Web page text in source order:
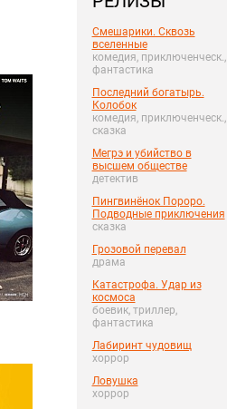
Смешарики. Сквозь
вселенные
комедия, приключенческ.,
фантастика
Последний богатырь.
Колобок
комедия, приключенческ.,
сказка
Мегрэ и убийство в
высшем обществе
детектив
Пингвинёнок Пороро.
Подводные приключения
сказка
Грозовой перевал
драма
Катастрофа. Удар из
космоса
боевик, триллер,
фантастика
Лабиринт чудовищ
хоррор
Ловушка
хоррор